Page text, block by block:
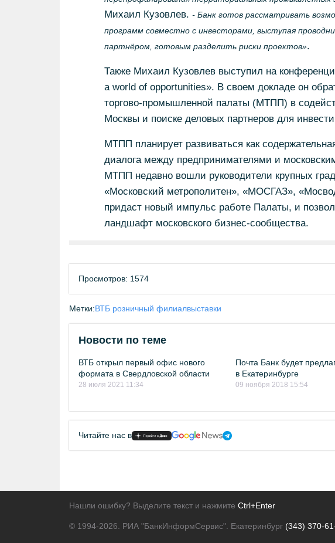
Михаил Кузовлев. - Банк готов рассматривать
программ совместно с инвесторами, выступая
партнёром, готовым разделить риски проектов».
Также Михаил Кузовлев выступил на
a world of opportunities». В своем докладе он
торгово-промышленной палаты (МТПП) в
Москвы и поиске деловых партнеров для
МТПП планирует развиваться как
диалога между предпринимателями и
МТПП недавно вошли руководители крупных
«Московский метрополитен», «МОСГАЗ»,
придаст новый импульс работе Палаты, и
ландшафт московского бизнес-сообщества.
Просмотров: 1574
Метки:ВТБ розничный филиалвыставки
Новости по теме
ВТБ открыл первый офис нового
формата в Свердловской области
28 июля 2021 11:34
Почта Банк будет
в Екатеринбурге
09 ноября 2018 15:54
Читайте нас в
Нашли ошибку? Выделите текст и нажмите Ctrl+Enter
© 1994-2026. РИА "БанкИнформСервис". Екатеринбург (343) 370-